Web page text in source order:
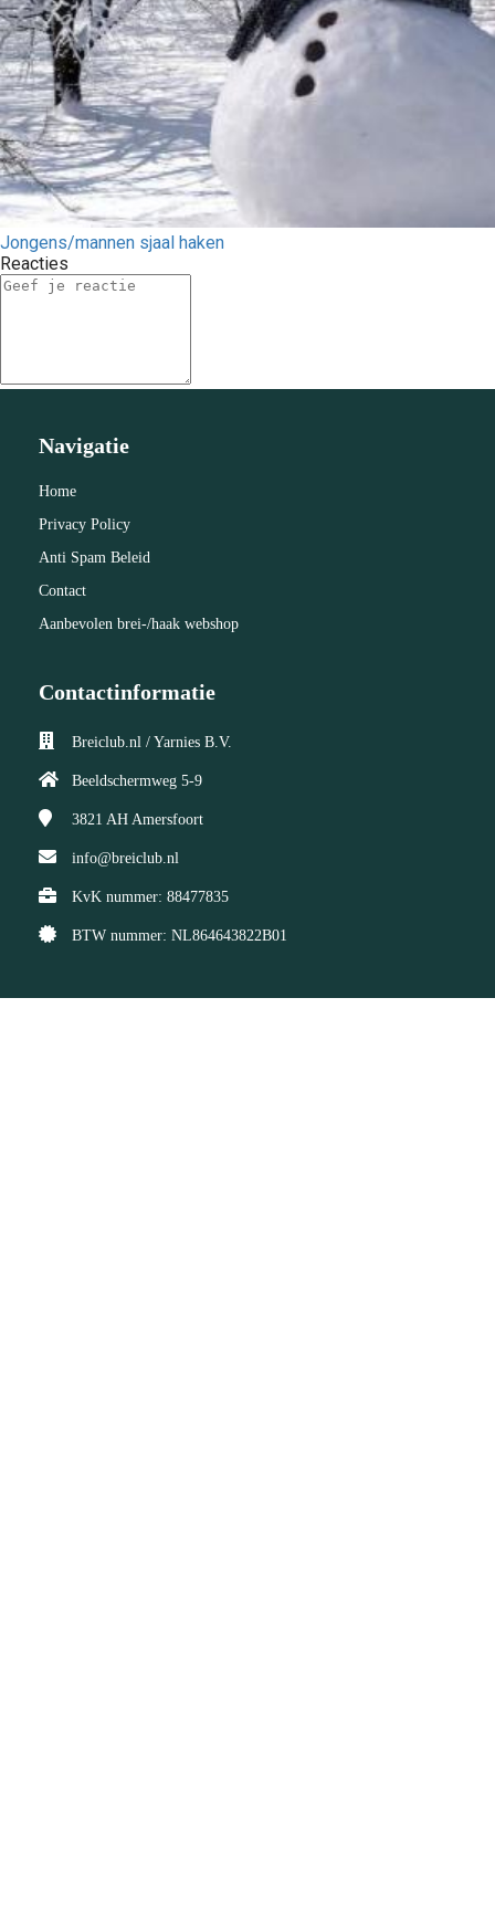
Jongens/mannen sjaal haken
Reacties
Navigatie
Home
Privacy Policy
Anti Spam Beleid
Contact
Aanbevolen brei-/haak webshop
Contactinformatie
Breiclub.nl / Yarnies B.V.
Beeldschermweg 5-9
3821 AH Amersfoort
info@breiclub.nl
KvK nummer: 88477835
BTW nummer: NL864643822B01